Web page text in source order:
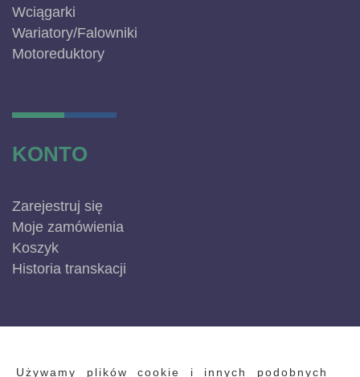
Używamy plików cookie i innych podobnych
Wciągarki
Wariatory/Falowniki
Motoreduktory
KONTO
Zarejestruj się
Moje zamówienia
Koszyk
Historia transkacji
INFORMACJE